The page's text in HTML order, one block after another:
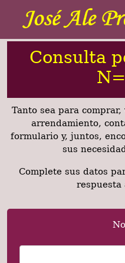
Consulta
Tanto sea para
arrendamiento,
formulario y, juntos,
sus
Complete sus datos
respuesta